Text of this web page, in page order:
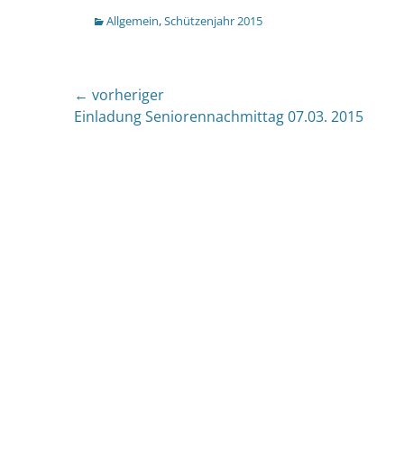
Kategorien
Allgemein,Schützenjahr 2015
Beitragsnavigation
← vorheriger
Vorheriger
Einladung Seniorennachmittag 07.03. 2015